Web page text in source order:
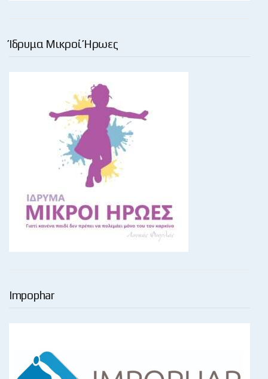
Ίδρυμα Μικροί Ήρωες
Impophar